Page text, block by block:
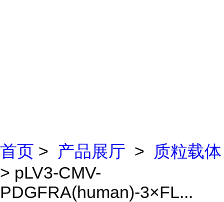
首页 > 产品展厅 >
质粒载体
> pLV3-CMV-
PDGFRA(human)-3×FL...